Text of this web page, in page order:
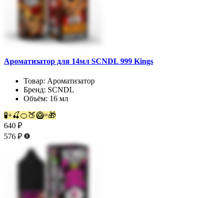
Ароматизатор для 14мл SCNDL 999 Kings
Товар: Ароматизатор
Бренд: SCNDL
Объём: 16 мл
🧪+🍒🍊🍑🥝=🎁
640 ₽
576 ₽